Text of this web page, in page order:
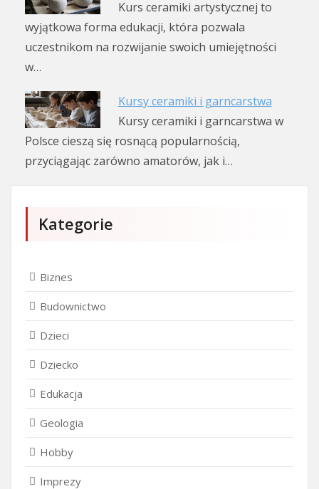
Kurs ceramiki artystycznej to
wyjątkowa forma edukacji, która pozwala
uczestnikom na rozwijanie swoich umiejętności
w…
Kursy ceramiki i garncarstwa
Kursy ceramiki i garncarstwa w
Polsce cieszą się rosnącą popularnością,
przyciągając zarówno amatorów, jak i…
Kategorie
Biznes
Budownictwo
Dzieci
Dziecko
Edukacja
Geologia
Hobby
Imprezy